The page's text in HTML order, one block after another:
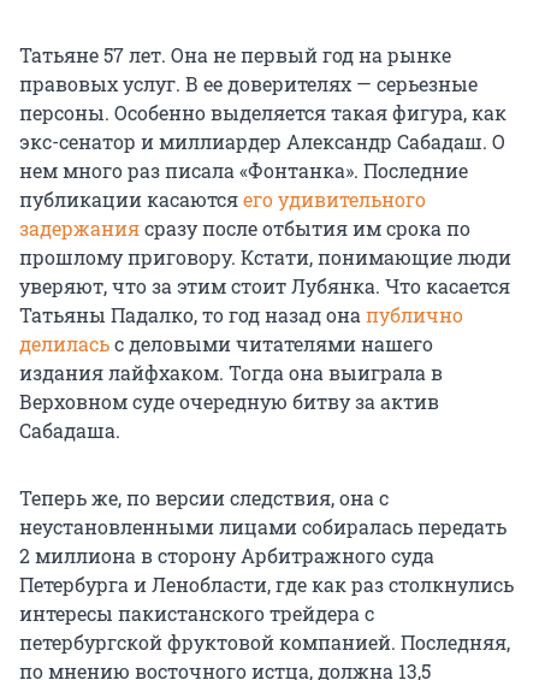
Татьяне 57 лет. Она не первый год на рынке
правовых услуг. В ее доверителях — серьезные
персоны. Особенно выделяется такая фигура, как
экс-сенатор и миллиардер Александр Сабадаш. О
нем много раз писала «Фонтанка». Последние
публикации касаютсяего удивительного
задержаниясразу после отбытия им срока по
прошлому приговору. Кстати, понимающие люди
уверяют, что за этим стоит Лубянка. Что касается
Татьяны Падалко, то год назад она публично
делиласьс деловыми читателями нашего
издания лайфхаком. Тогда она выиграла в
Верховном суде очередную битву за актив
Сабадаша.
Теперь же, по версии следствия, она с
неустановленными лицами собиралась передать
2 миллиона в сторону Арбитражного суда
Петербурга и Ленобласти, где как раз столкнулись
интересы пакистанского трейдера с
петербургской фруктовой компанией. Последняя,
по мнению восточного истца, должна 13,5